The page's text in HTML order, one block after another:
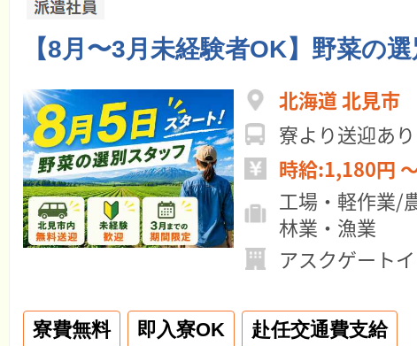
【8月〜3月未経験者OK】野菜の
北海道 北見市
寮より送迎あり
時給:1,180円
工場・軽作業/
林業・漁業
アスクゲート
寮費無料 即入寮OK
赴任交通費支給